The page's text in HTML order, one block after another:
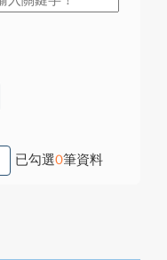
已勾選0筆資料